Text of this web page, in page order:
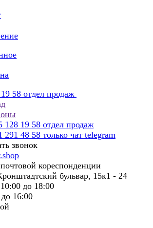
58 отдел продаж
128 19 58 отдел продаж
291 48 58 только чат telegram
звонок
кореспонденции
бульвар, 15к1 - 24
до 18:00
16:00